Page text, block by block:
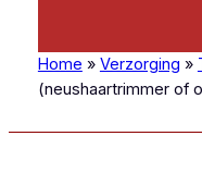
Home » Verzorging »
(neushaartrimmer of